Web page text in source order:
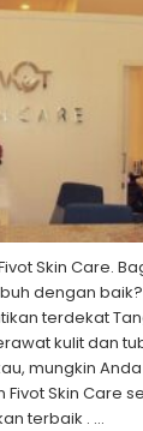
Skin Care.
dengan
terdekat
kulit dan
mungkin
Skin Care
terbaik . …